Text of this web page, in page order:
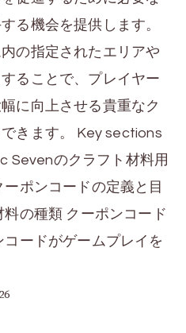
る機会を提供します。
の指定されたエリアや
ることで、プレイヤー
に向上させる貴重なク
きます。 Key sections
Sevenのクラフト材料用
ポンコードの定義と目
の種類 クーポンコード
ードがゲームプレイを